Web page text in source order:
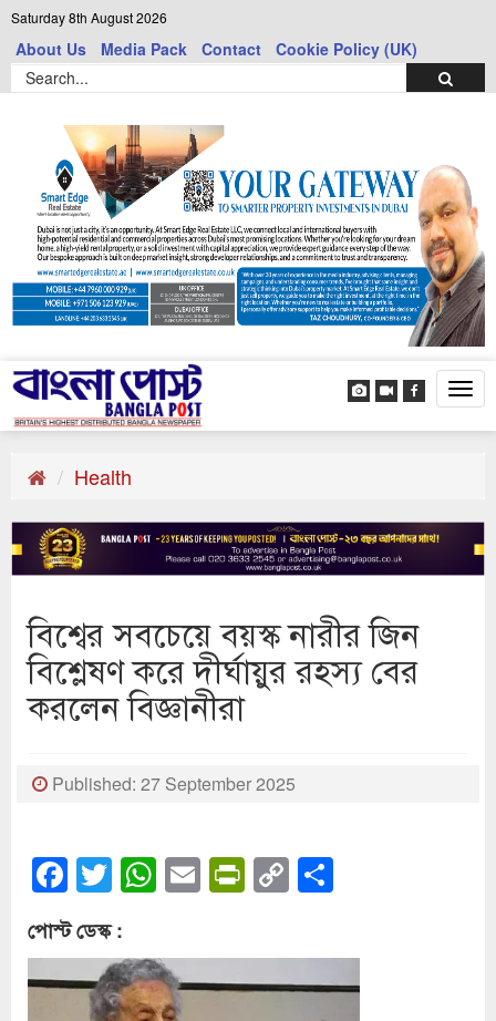
Saturday 8th August 2026
About Us Media Pack Contact Cookie Policy (UK)
Health
বিশ্বের সবচেয়ে বয়স্ক নারীর জিন
বিশ্লেষণ করে দীর্ঘায়ুর রহস্য বের
করলেন বিজ্ঞানীরা
Published: 27 September 2025
Facebook
Twitter
WhatsApp
EmailPrintFriendly
Copy
Link
পোস্ট ডেস্ক :